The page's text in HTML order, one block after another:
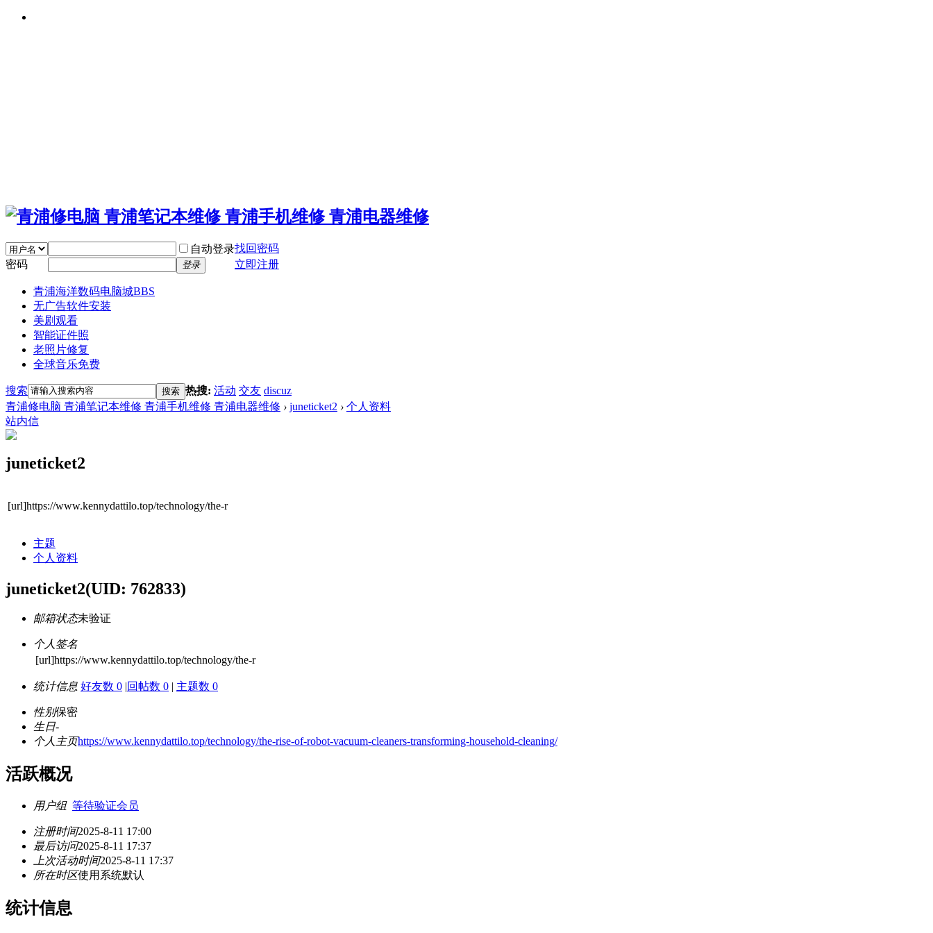
自动登录找回密码
密码
登录 立即注册
青浦海洋数码电脑城BBS
无广告软件安装
美剧观看
智能证件照
老照片修复
全球音乐免费
搜索 搜索 热搜: 活动 交友 discuz
青浦修电脑 青浦笔记本维修 青浦手机维修 青浦电器维修 › juneticket2 › 个人资料
站内信
juneticket2
[url]https://www.kennydattilo.top/technology/the-r
主题
个人资料
juneticket2(UID: 762833)
邮箱状态未验证
个人签名
[url]https://www.kennydattilo.top/technology/the-r
统计信息 好友数 0 |回帖数 0 | 主题数 0
性别保密
生日-
个人主页https://www.kennydattilo.top/technology/the-rise-of-robot-vacuum-cleaners-transforming-household-cleaning/
活跃概况
用户组 等待验证会员
注册时间2025-8-11 17:00
最后访问2025-8-11 17:37
上次活动时间2025-8-11 17:37
所在时区使用系统默认
统计信息